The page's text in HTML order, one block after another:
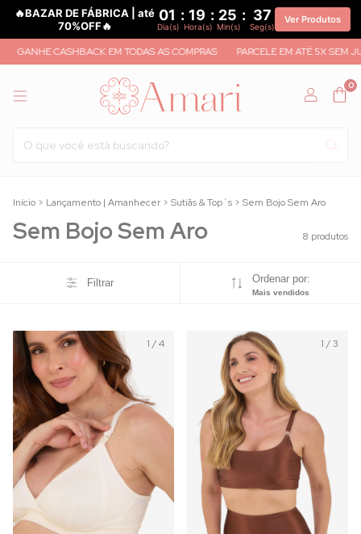
🔥BAZAR DE FÁBRICA | até
70%OFF🔥
01 : 19 : 25 : 36
Dia(s) Hora(s) Min(s) Seg(s)
Ver Produtos
GANHE CASHBACK EM TODAS AS COMPRAS PARCELE EM ATÉ 5X SEM
0
Início > Lançamento | Amanhecer > Sutiãs & Top´s > Sem Bojo Sem Aro
Sem Bojo Sem Aro 8 produtos
Filtrar Ordenar por:
Mais vendidos
1 /4 1 /3